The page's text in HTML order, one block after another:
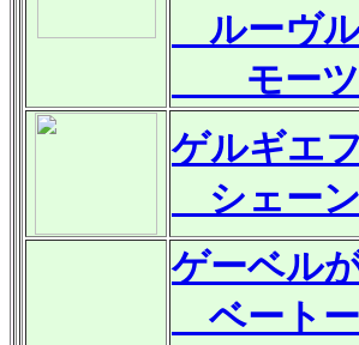
ルーヴル
モーツ
ゲルギエ
シェーン
ゲーベル
ベートー